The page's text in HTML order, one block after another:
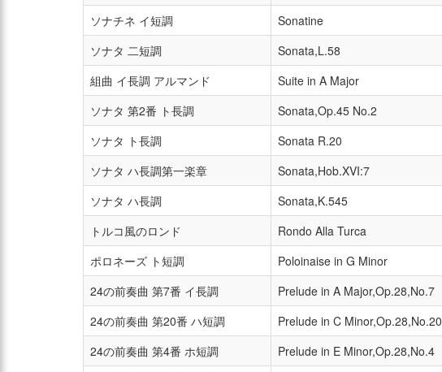
ソナチネ イ短調
Sonatine
ソナタ 二短調
Sonata,L.58
組曲 イ長調 アルマンド
Suite in A Major
ソナタ 第2番 ト長調
Sonata,Op.45 No.2
ソナタ ト長調
Sonata R.20
ソナタ ハ長調第一楽章
Sonata,Hob.XVI:7
ソナタ ハ長調
Sonata,K.545
トルコ風のロンド
Rondo Alla Turca
ポロネーズ ト短調
Poloinaise in G Minor
24の前奏曲 第7番 イ長調
Prelude in A Major,Op.28,No.7
24の前奏曲 第20番 ハ短調
Prelude in C Minor,Op.28,No.20
24の前奏曲 第4番 ホ短調
Prelude in E Minor,Op.28,No.4